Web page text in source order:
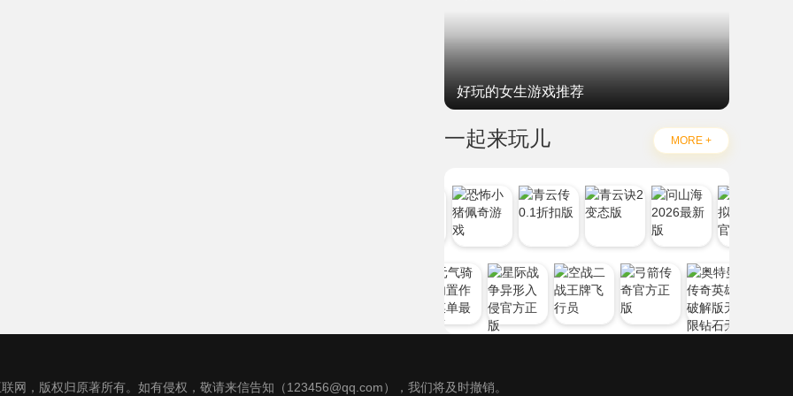
好玩的女生游戏推荐
一起来玩儿 MORE +
网，版权归原著所有。如有侵权，敬请来信告知（123456@qq.com），我们将及时撤销。